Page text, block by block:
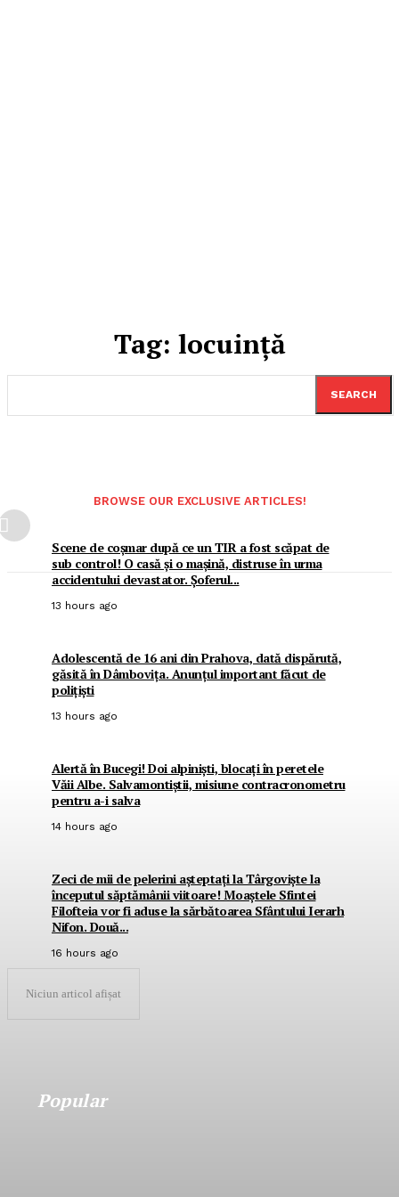
Tag: locuință
SEARCH
BROWSE OUR EXCLUSIVE ARTICLES!
Scene de coșmar după ce un TIR a fost scăpat de
sub control! O casă și o mașină, distruse în urma
accidentului devastator. Șoferul...
13 hours ago
Adolescentă de 16 ani din Prahova, dată dispărută,
găsită în Dâmbovița. Anunțul important făcut de
polițiști
13 hours ago
Alertă în Bucegi! Doi alpiniști, blocați în peretele
Văii Albe. Salvamontiștii, misiune contracronometru
pentru a-i salva
14 hours ago
Zeci de mii de pelerini așteptați la Târgoviște la
începutul săptămânii viitoare! Moaștele Sfintei
Filofteia vor fi aduse la sărbătoarea Sfântului Ierarh
Nifon. Două...
16 hours ago
Niciun articol afișat
Popular